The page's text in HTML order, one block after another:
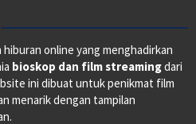
online yang menghadirkan
bioskop dan film streamingdari
ini dibuat untuk penikmat film
menarik dengan tampilan